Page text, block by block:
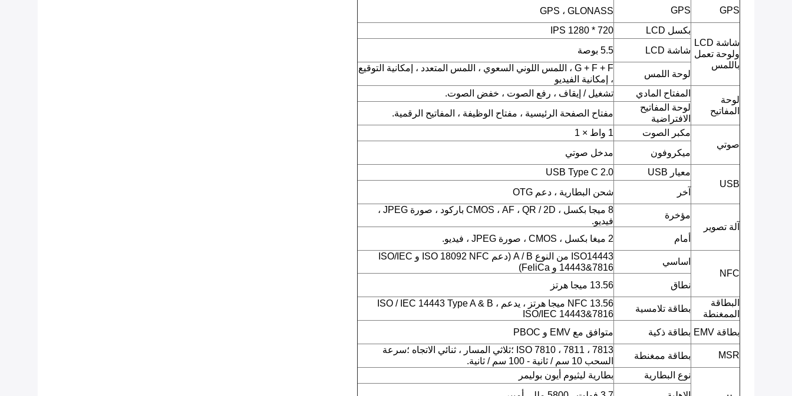
GPS
GPS GPS ، GLONASS
شاشة LCD
ولوحة تعمل
باللمس
بكسل LCD
720 * 1280 IPS
شاشة LCD
5.5 بوصة
لوحة اللمس
G + F + F ، اللمس اللوني السعوي ، اللمس المتعدد ، إمكانية التوقيع
، إمكانية الفيديو
لوحة
المفاتيح
المفتاح المادي
تشغيل / إيقاف ، رفع الصوت ، خفض الصوت.
لوحة المفاتيح
الافتراضية
مفتاح الصفحة الرئيسية ، مفتاح الوظيفة ، المفاتيح الرقمية.
صوتي
مكبر الصوت
1 واط × 1
ميكروفون
مدخل صوتي
USB
معيار USB
USB Type C 2.0
آخر
شحن البطارية ، دعم OTG
آلة تصوير
مؤخرة
8 ميجا بكسل ، CMOS ، AF ، QR / 2D باركود ، صورة JPEG ،
فيديو.
أمام
2 ميغا بكسل ، CMOS ، صورة JPEG ، فيديو.
NFC
اساسي
ISO14443 من النوع A / B (دعم ISO 18092 NFC و ISO/IEC
14443&7816 و FeliCa)
نطاق
13.56 ميجا هرتز
البطاقة
الممغنطة
بطاقة تلامسية
NFC 13.56 ميجا هرتز ، يدعم ISO / IEC 14443 Type A & B ،
ISO/IEC 14443&7816
بطاقة EMV
بطاقة ذكية متوافق مع EMV و PBOC
MSR بطاقة ممغنطة
ISO 7810 ، 7811 ، 7813 ؛ثلاثي المسار ، ثنائي الاتجاه ؛سرعة
السحب 10 سم / ثانية - 100 سم / ثانية.
نوع البطارية
بطارية ليثيوم أيون بوليمر